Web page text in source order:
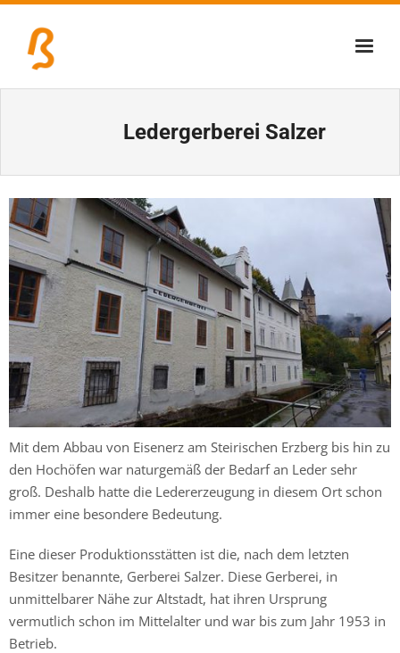
Tage der Industriekultur
Eisenstraßenmuseen
Veranstaltungen
Ledergerberei Salzer
Mit dem Abbau von Eisenerz am Steirischen Erzberg bis hin zu
den Hochöfen war naturgemäß der Bedarf an Leder sehr
groß. Deshalb hatte die Ledererzeugung in diesem Ort schon
immer eine besondere Bedeutung.
Eine dieser Produktionsstätten ist die, nach dem letzten
Besitzer benannte, Gerberei Salzer. Diese Gerberei, in
unmittelbarer Nähe zur Altstadt, hat ihren Ursprung
vermutlich schon im Mittelalter und war bis zum Jahr 1953 in
Betrieb.